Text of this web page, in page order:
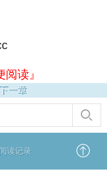
阅读』
一章
阅读记录